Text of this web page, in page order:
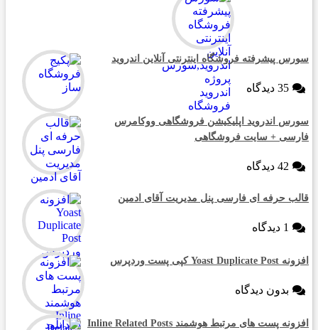
سورس پیشرفته فروشگاه اینترنتی آنلاین اندروید
35 دیدگاه
سورس اندروید اپلیکیشن فروشگاهی ووکامرس
فارسی + سایت فروشگاهی
42 دیدگاه
قالب حرفه ای فارسی پنل مدیریت آقای ادمین
1 دیدگاه
افزونه Yoast Duplicate Post کپی پست وردپرس
بدون دیدگاه
افزونه پست های مرتبط هوشمند Inline Related Posts